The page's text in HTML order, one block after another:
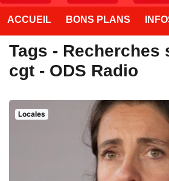
ACCUEIL BONS PLANS
Tags - Recherches
cgt - ODS Radio
Locales